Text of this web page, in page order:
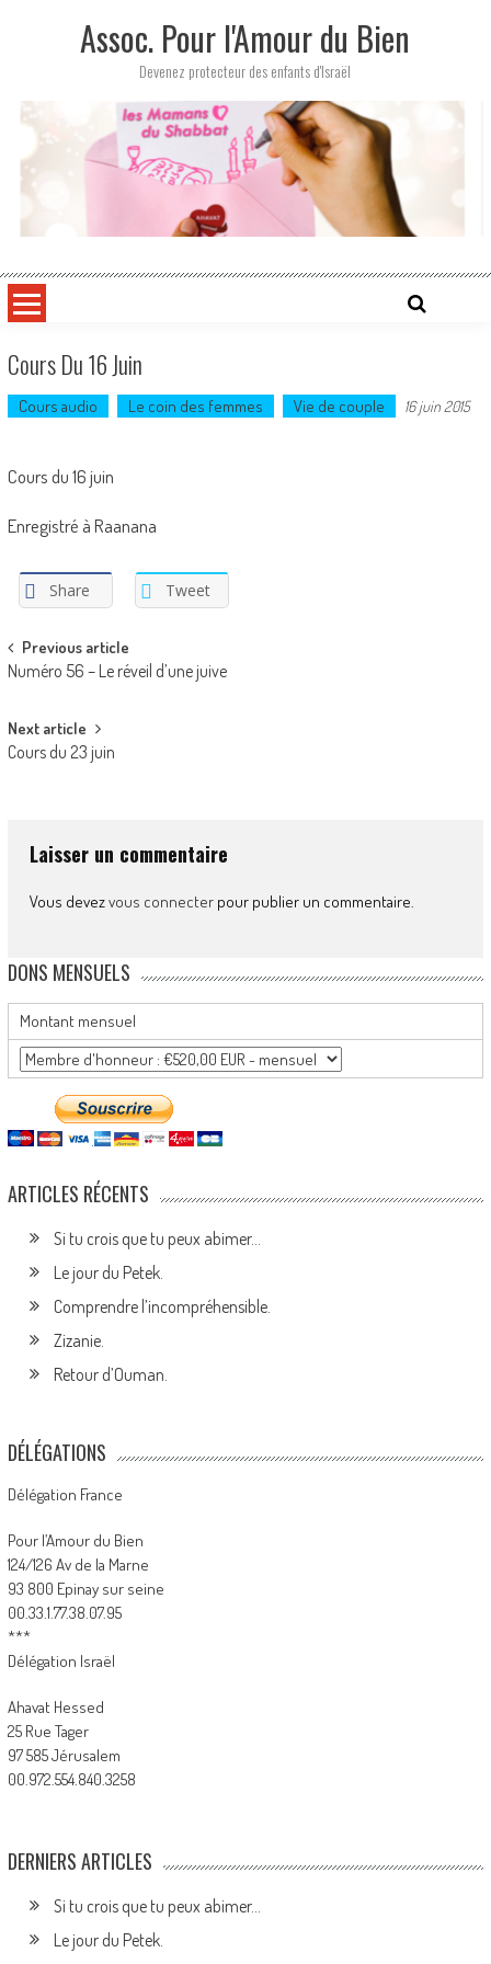
Assoc. Pour l'Amour du Bien
Devenez protecteur des enfants d'Israël
Cours Du 16 Juin
Cours audio Le coin des femmes Vie de couple 16 juin 2015
Cours du 16 juin
Enregistré à Raanana
Share Tweet
Post
navigation
Previous article
Numéro 56 – Le réveil d’une juive
Next article
Cours du 23 juin
Laisser un commentaire
Vous devezvous connecterpour publier un commentaire.
DONS MENSUELS
Montant mensuel
ARTICLES RÉCENTS
Si tu crois que tu peux abimer…
Le jour du Petek.
Comprendre l’incompréhensible.
Zizanie.
Retour d’Ouman.
DÉLÉGATIONS
Délégation France
Pour l’Amour du Bien
124/126 Av de la Marne
93 800 Epinay sur seine
00.33.1.77.38.07.95
***
Délégation Israël
Ahavat Hessed
25 Rue Tager
97 585 Jérusalem
00.972.554.840.3258
DERNIERS ARTICLES
Si tu crois que tu peux abimer…
Le jour du Petek.